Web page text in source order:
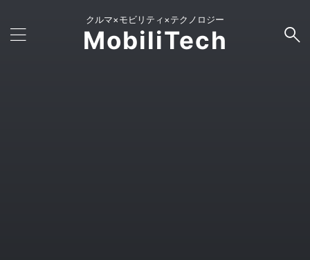
クルマ×モビリティ×テクノロジー
MobiliTech